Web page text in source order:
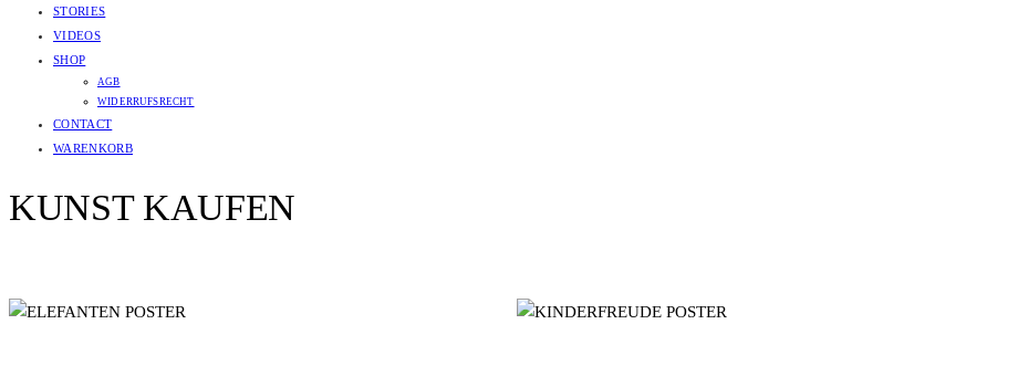
STORIES
VIDEOS
SHOP
AGB
WIDERRUFSRECHT
CONTACT
WARENKORB
KUNST KAUFEN